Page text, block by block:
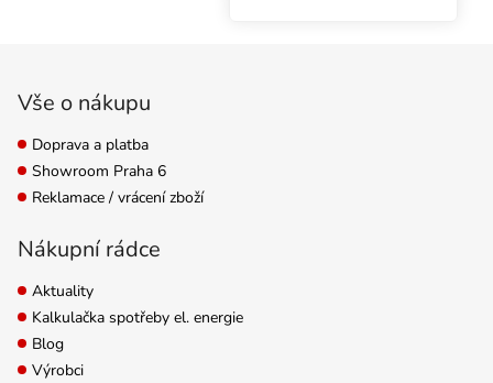
Vše o nákupu
Doprava a platba
Showroom Praha 6
Reklamace / vrácení zboží
Nákupní rádce
Aktuality
Kalkulačka spotřeby el. energie
Blog
Výrobci